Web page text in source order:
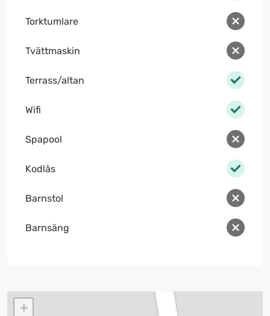
Torktumlare
Tvättmaskin
Terrass/altan
Wifi
Spapool
Kodlås
Barnstol
Barnsäng
+